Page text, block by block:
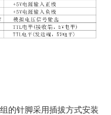
的针脚采用插拔方式安装